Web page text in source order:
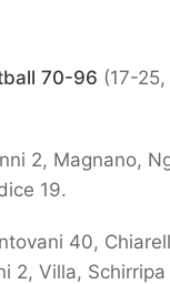
70-96 (17-
2, Magnano,
19.
40,
2, Villa, Schirripa